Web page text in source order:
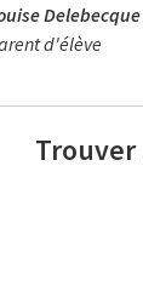
Delebecque
d'élève
Trouver